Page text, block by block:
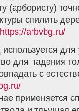
(арбористу)
спилить
https://arbvbg.ru/
используется
для падения
с
применяется